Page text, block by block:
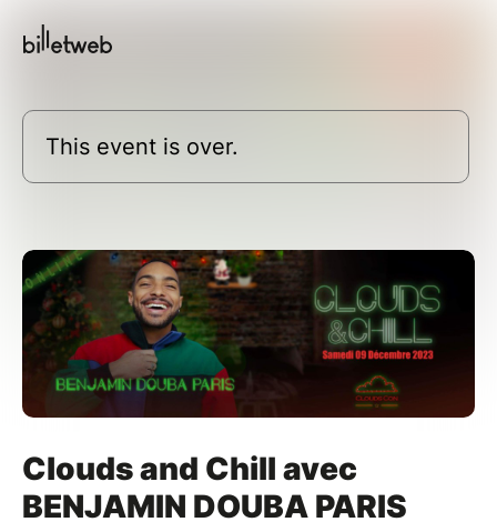
This event is over.
Clouds and Chill avec
BENJAMIN DOUBA PARIS